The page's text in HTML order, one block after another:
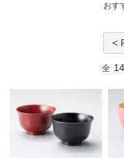
おす
<
全